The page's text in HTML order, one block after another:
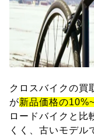
クロスバイクの買
が新品価格の
ロードバイクと比
くく、古いモデル